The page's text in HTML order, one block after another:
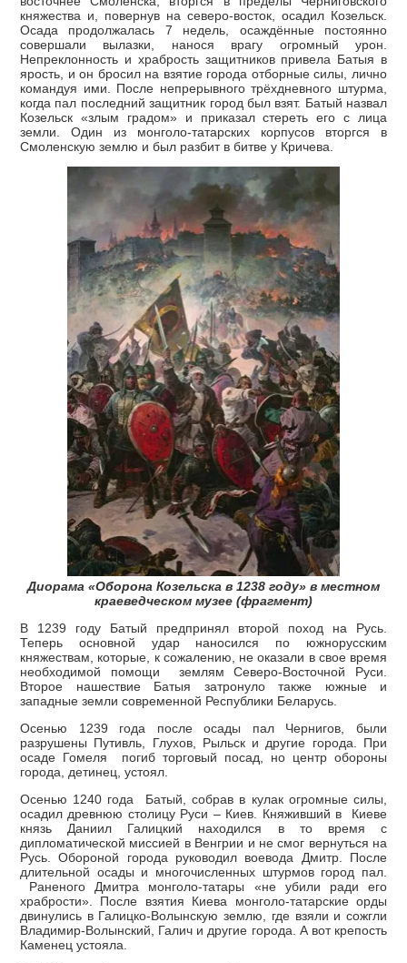
княжества и, повернув на северо-восток, осадил Козельск.
Осада продолжалась 7 недель, осаждённые постоянно
совершали вылазки, нанося врагу огромный урон.
Непреклонность и храбрость защитников привела Батыя в
ярость, и он бросил на взятие города отборные силы, лично
командуя ими. После непрерывного трёхдневного штурма,
когда пал последний защитник город был взят. Батый назвал
Козельск «злым градом» и приказал стереть его с лица
земли. Один из монголо-татарских корпусов вторгся в
Смоленскую землю и был разбит в битве у Кричева.
Диорама «Оборона Козельска в 1238 году» в местном
краеведческом музее (фрагмент)
В 1239 году Батый предпринял второй поход на Русь.
Теперь основной удар наносился по южнорусским
княжествам, которые, к сожалению, не оказали в свое время
необходимой помощи землям Северо-Восточной Руси.
Второе нашествие Батыя затронуло также южные и
западные земли современной Республики Беларусь.
Осенью 1239 года после осады пал Чернигов, были
разрушены Путивль, Глухов, Рыльск и другие города. При
осаде Гомеля погиб торговый посад, но центр обороны
города, детинец, устоял.
Осенью 1240 года Батый, собрав в кулак огромные силы,
осадил древнюю столицу Руси – Киев. Княживший в Киеве
князь Даниил Галицкий находился в то время с
дипломатической миссией в Венгрии и не смог вернуться на
Русь. Обороной города руководил воевода Дмитр. После
длительной осады и многочисленных штурмов город пал.
Раненого Дмитра монголо-татары «не убили ради его
храбрости». После взятия Киева монголо-татарские орды
двинулись в Галицко-Волынскую землю, где взяли и сожгли
Владимир-Волынский, Галич и другие города. А вот крепость
Каменец устояла.